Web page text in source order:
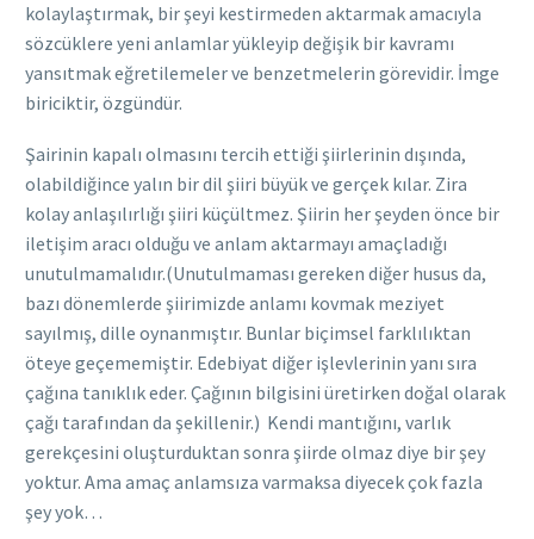
kolaylaştırmak, bir şeyi kestirmeden aktarmak amacıyla
sözcüklere yeni anlamlar yükleyip değişik bir kavramı
yansıtmak eğretilemeler ve benzetmelerin görevidir. İmge
biriciktir, özgündür.
Şairinin kapalı olmasını tercih ettiği şiirlerinin dışında,
olabildiğince yalın bir dil şiiri büyük ve gerçek kılar. Zira
kolay anlaşılırlığı şiiri küçültmez. Şiirin her şeyden önce bir
iletişim aracı olduğu ve anlam aktarmayı amaçladığı
unutulmamalıdır.(Unutulmaması gereken diğer husus da,
bazı dönemlerde şiirimizde anlamı kovmak meziyet
sayılmış, dille oynanmıştır. Bunlar biçimsel farklılıktan
öteye geçememiştir. Edebiyat diğer işlevlerinin yanı sıra
çağına tanıklık eder. Çağının bilgisini üretirken doğal olarak
çağı tarafından da şekillenir.) Kendi mantığını, varlık
gerekçesini oluşturduktan sonra şiirde olmaz diye bir şey
yoktur. Ama amaç anlamsıza varmaksa diyecek çok fazla
şey yok…